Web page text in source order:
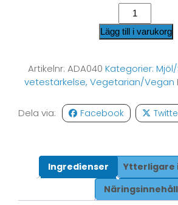
Lägg till i varukorg
Artikelnr: ADA040 Kategorier:
vetestärkelse, Vegetarian/Vegan
Dela via: Facebook
Ingredienser
Ytterligare
Näringsinnehåll